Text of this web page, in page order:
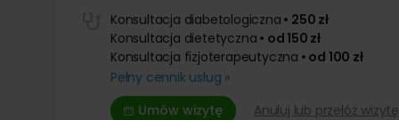
Liposukcja brzucha
Leczenie ginekomastii
Powiększanie penisa kwasem
Lipoliza
Leczenie otyłości
Endoskopowe zmniejszenie żołądka
Overstitch
Laparoskopowe leczenie otyłości
Resekcja żołądka laparoskopowo
Chirurgiczne leczenie otyłości
Konsultacja diabetologiczna • 250 zł
Konsultacja dietetyczna • od 150 zł
Konsultacja fizjoterapeutyczna • od 100 zł
Pełny cennik usług »
Umów wizytę
Anuluj lub przełóż wizytę